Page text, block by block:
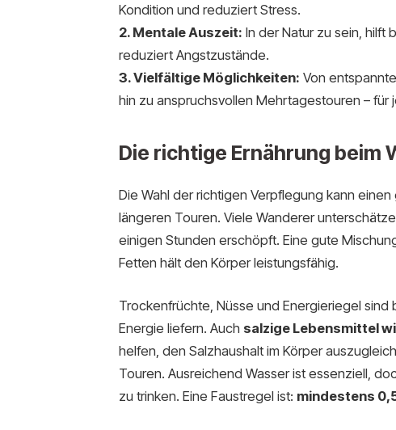
Kondition und reduziert Stress.
2. Mentale Auszeit: In der Natur zu sein, hilft
reduziert Angstzustände.
3. Vielfältige Möglichkeiten: Von
hin zu anspruchsvollen Mehrtagestouren – für
Die richtige Ernährung beim
Die Wahl der richtigen Verpflegung kann
längeren Touren. Viele Wanderer
einigen Stunden erschöpft. Eine gute
Fetten hält den Körper leistungsfähig.
Trockenfrüchte, Nüsse und Energieriegel
Energie liefern. Auch salzige Lebensmittel
helfen, den Salzhaushalt im Körper
Touren. Ausreichend Wasser ist essenziell,
zu trinken. Eine Faustregel ist: mindestens